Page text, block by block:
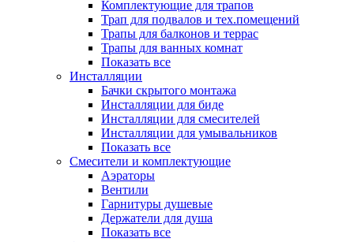
Комплектующие для трапов
Трап для подвалов и тех.помещений
Трапы для балконов и террас
Трапы для ванных комнат
Показать все
Инсталляции
Бачки скрытого монтажа
Инсталляции для биде
Инсталляции для смесителей
Инсталляции для умывальников
Показать все
Смесители и комплектующие
Аэраторы
Вентили
Гарнитуры душевые
Держатели для душа
Показать все